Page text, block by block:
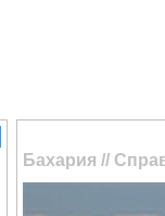
Бахария //